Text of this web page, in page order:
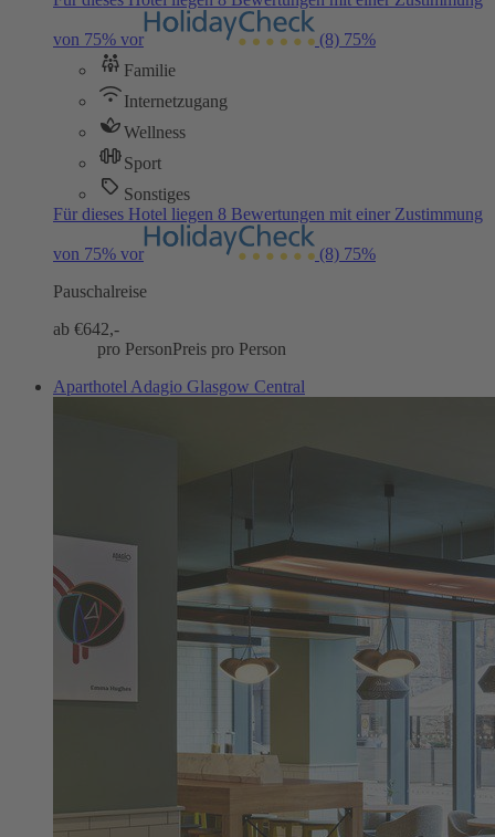
von 75% vor (8) 75%
Familie
Internetzugang
Wellness
Sport
Sonstiges
Für dieses Hotel liegen 8 Bewertungen mit einer Zustimmung
von 75% vor (8) 75%
Pauschalreise
ab €642,-
pro PersonPreis pro Person
Aparthotel Adagio Glasgow Central